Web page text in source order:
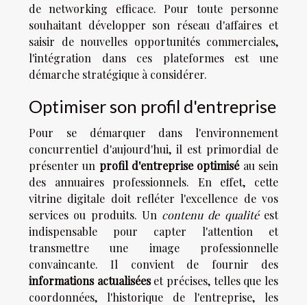
de networking efficace. Pour toute personne
souhaitant développer son réseau d'affaires et
saisir de nouvelles opportunités commerciales,
l'intégration dans ces plateformes est une
démarche stratégique à considérer.
Optimiser son profil d'entreprise
Pour se démarquer dans l'environnement
concurrentiel d'aujourd'hui, il est primordial de
présenter un profil d'entreprise optimiséau sein
des annuaires professionnels. En effet, cette
vitrine digitale doit refléter l'excellence de vos
services ou produits. Un contenu de qualitéest
indispensable pour capter l'attention et
transmettre une image professionnelle
convaincante. Il convient de fournir des
informations actualiséeset précises, telles que les
coordonnées, l'historique de l'entreprise, les